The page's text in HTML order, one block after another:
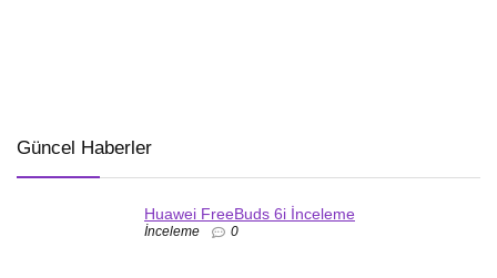
Güncel Haberler
Huawei FreeBuds 6i İnceleme
İnceleme 0